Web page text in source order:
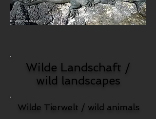
Wilde Landschaft /
wild landscapes
Wilde Tierwelt / wild animals